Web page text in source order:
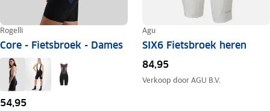
Rogelli
Core - Fietsbroek - Dames
54,95
Agu
SIX6 Fietsbroek heren
84,95
Verkoop doorAGU B.V.